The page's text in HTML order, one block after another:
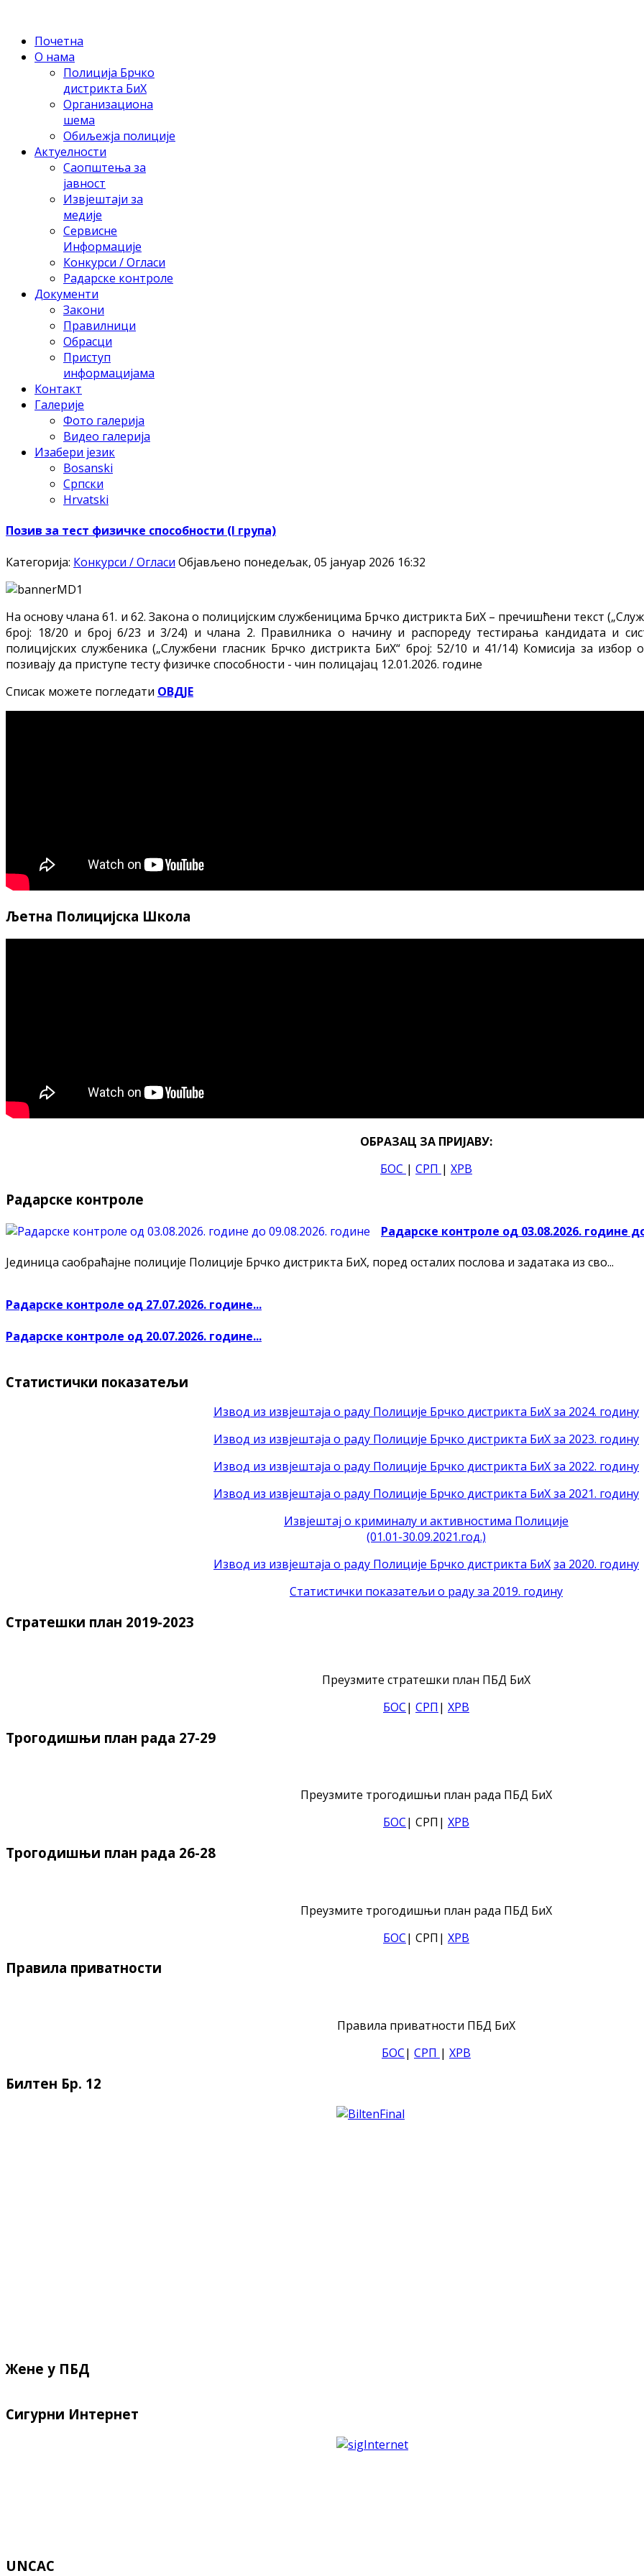
Почетна
О нама
Полиција Брчко
дистрикта БиХ
Организациона
шема
Обиљежја полиције
Актуелности
Саопштења за
јавност
Извјештаји за
медије
Сервисне
Информације
Конкурси / Огласи
Радарске контроле
Документи
Закони
Правилници
Обрасци
Приступ
информацијама
Контакт
Галерије
Фото галерија
Видео галерија
Изабери језик
Bosanski
Српски
Hrvatski
Позив за тест физичке способности (I група)
Категорија: Конкурси / Огласи Објављено понедељак, 05 јануар 2026 16:32
На основу члана 61. и 62. Закона о полицијским службеницима Брчко дистрикта БиХ – пречишћени текст
број: 18/20 и број 6/23 и 3/24) и члана 2. Правилника о начину и распореду тестирања кандидата и
полицијских службеника („Службени гласник Брчко дистрикта БиХ“ број: 52/10 и 41/14) Комисија за избор
позивају да приступе тесту физичке способности - чин полицајац 12.01.2026. године
Списак можете погледати ОВДЈЕ
Љетна Полицијска Школа
ОБРАЗАЦ ЗА ПРИЈАВУ:
БОС | СРП | ХРВ
Радарске контроле
Радарске контроле од 03.08.2026. године
Јединица саобраћајне полиције Полиције Брчко дистрикта БиХ, поред осталих послова и задатака из сво...
Радарске контроле од 27.07.2026. године...
Радарске контроле од 20.07.2026. године...
Статистички показатељи
Извод из извјештаја о раду Полиције Брчко дистрикта БиХ за 2024. годину
Извод из извјештаја о раду Полиције Брчко дистрикта БиХ за 2023. годину
Извод из извјештаја о раду Полиције Брчко дистрикта БиХ за 2022. годину
Извод из извјештаја о раду Полиције Брчко дистрикта БиХ за 2021. годину
Извјештај о криминалу и активностима Полиције
(01.01-30.09.2021.год.)
Извод из извјештаја о раду Полиције Брчко дистрикта БиХза 2020. годину
Статистички показатељи о раду за 2019. годину
Стратешки план 2019-2023
Преузмите стратешки план ПБД БиХ
БОС| СРП | ХРВ
Трогодишњи план рада 27-29
Преузмите трогодишњи план рада ПБД БиХ
БОС| СРП| ХРВ
Трогодишњи план рада 26-28
Преузмите трогодишњи план рада ПБД БиХ
БОС| СРП| ХРВ
Правила приватности
Правила приватности ПБД БиХ
БОС| СРП | ХРВ
Билтен Бр. 12
Жене у ПБД
Сигурни Интернет
UNCAC